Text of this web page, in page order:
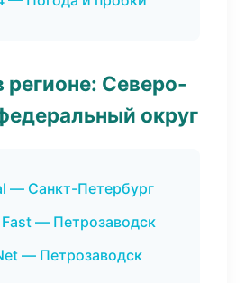
регионе: Северо-
округ
— Санкт-Петербург
— Петрозаводск
— Петрозаводск